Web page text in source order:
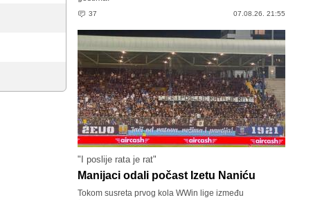
37 07.08.26. 21:55
"I poslije rata je rat"
Manijaci odali počast Izetu Naniću
Tokom susreta prvog kola WWin lige između